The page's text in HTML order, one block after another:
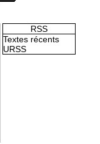
RSS
Textes récents
URSS